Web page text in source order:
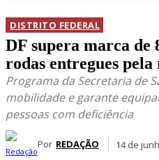
DISTRITO FEDERAL
DF supera marca de
rodas entregues
Programa da Secretaria de
mobilidade e garante
pessoas com deficiência
Por REDAÇÃO 14 de